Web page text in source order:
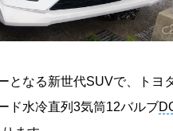
となる新世代SUVで、トヨ
ド水冷直列3気筒12バルブ